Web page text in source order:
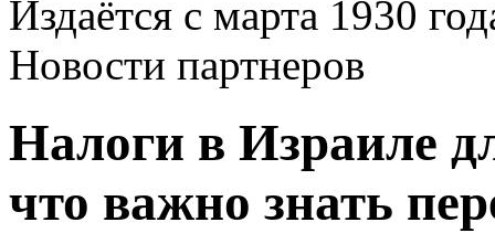
Издаётся с марта 1930
Новости партнеров
Налоги в Израиле
что важно знать